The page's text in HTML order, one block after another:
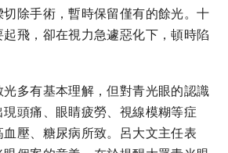
除手術，暫時保留僅有的餘光。十
起飛，卻在視力急遽惡化下，頓時陷
多有基本理解，但對青光眼的認識
頭痛、眼睛疲勞、視線模糊等症
壓、糖尿病所致。呂大文主任表